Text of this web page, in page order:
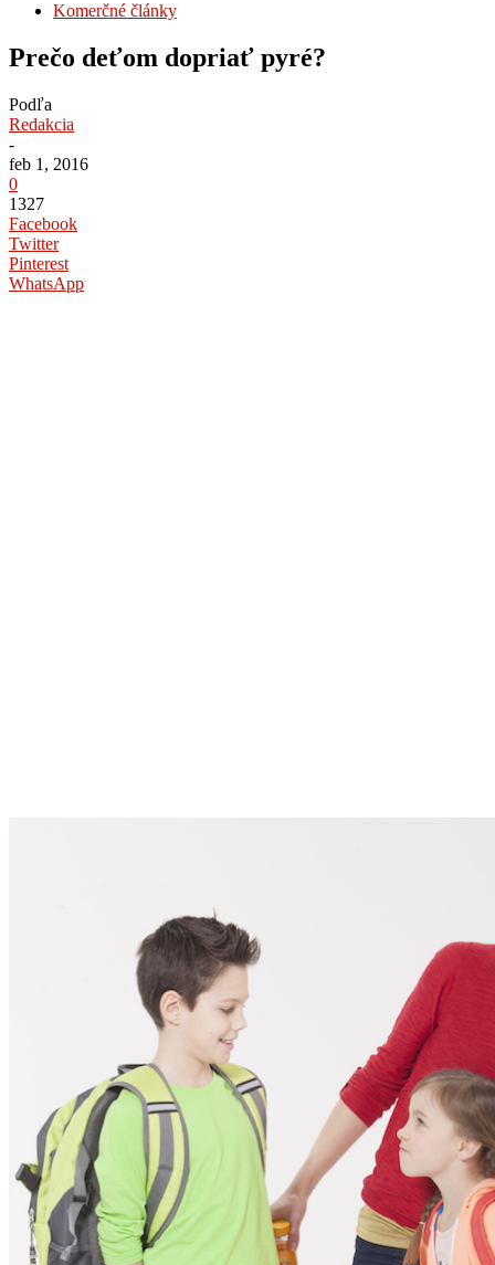
Komerčné články
Prečo deťom dopriať pyré?
Podľa
Redakcia
-
feb 1, 2016
0
1327
Facebook
Twitter
Pinterest
WhatsApp